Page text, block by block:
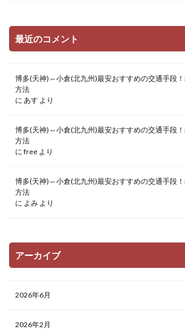
最近のコメント
博多(天神)⇔小倉(北九州)最安おすすめの交通手段！
方法
に あす より
博多(天神)⇔小倉(北九州)最安おすすめの交通手段！
方法
に free より
博多(天神)⇔小倉(北九州)最安おすすめの交通手段！
方法
に よみ より
アーカイブ
2026年6月
2026年2月